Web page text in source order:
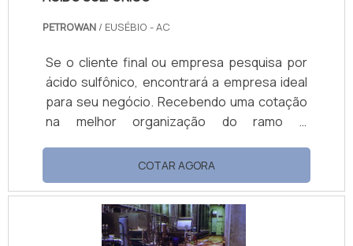
PETROWAN / EUSÉBIO - AC
Se o cliente final ou empresa pesquisa por
ácido sulfônico, encontrará a empresa ideal
para seu negócio. Recebendo uma cotação
na melhor organização do ramo e
benefício. UM POUCO MAIS SOBRE ÁCIDO
SULFÔNICO Se alguém procurar por ácido
sulfônico em uma empresa que preza pela
pontualidade, vai até o site da Petrowan. É
possível encontrar ligante não iônico e
COTAR AGORA